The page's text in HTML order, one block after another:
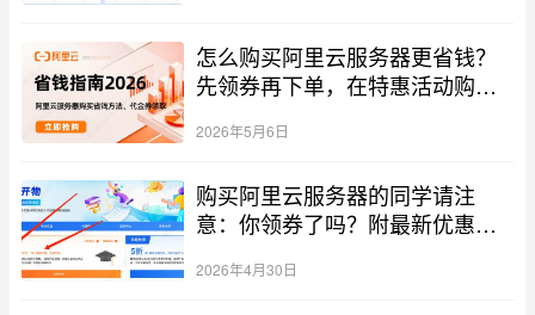
怎么购买阿里云服务器更省钱？
先领券再下单，在特惠活动购买
2026年5月6日
购买阿里云服务器的同学请注
意：你领券了吗？附最新优惠价
2026年4月30日